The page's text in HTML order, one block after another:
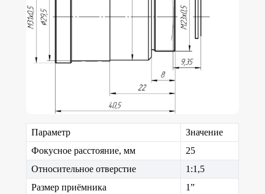
Параметр
Значение
Фокусное расстояние, мм
25
Относительное отверстие
1:1,5
Размер приёмника
1”